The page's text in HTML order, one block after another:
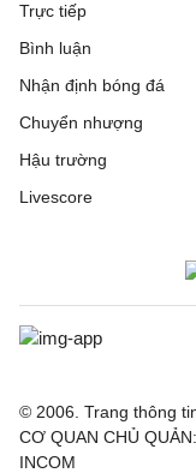
Trực tiếp
Bình luận
Nhận định bóng đá
Chuyển nhượng
Hậu trường
Livescore
© 2006. Trang thông
CƠ QUAN CHỦ
INCOM